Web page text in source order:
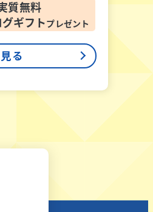
質無料
ギフトプレゼント
る